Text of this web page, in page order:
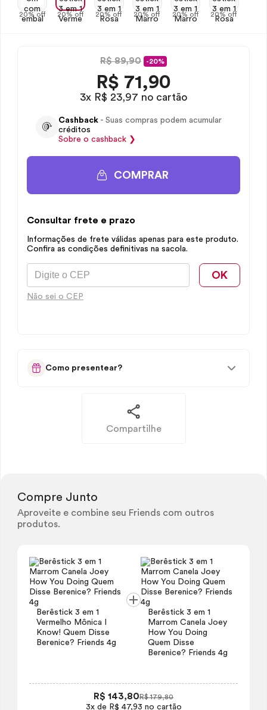
20% off 20% off 20% off 20% off 20% off 20% off
R$ 89,90 -20%
R$ 71,90
3x R$ 23,97 no cartão
Cashback - Suas compras podem acumular
créditos
Sobre o cashback ❯
COMPRAR
Consultar frete e prazo
Informações de frete válidas apenas para este produto.
Confira as condições definitivas na sacola.
OK
Não sei o CEP
Como presentear?
Compartilhe
Compre Junto
Aproveite e combine seu Friends com outros
produtos.
Berêstick 3 em 1
Vermelho Mônica I
Know! Quem Disse
Berenice? Friends 4g
Berêstick 3 em 1
Marrom Canela Joey
How You Doing
Quem Disse
Berenice? Friends 4g
R$ 179,80
R$ 143,80
3x de R$ 47,93 no cartão